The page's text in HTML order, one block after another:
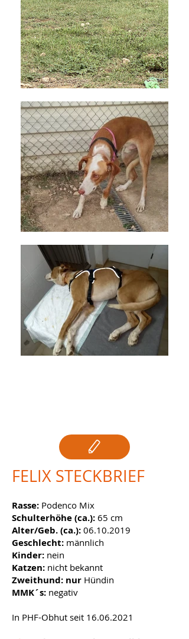
FELIX STECKBRIEF
Rasse: Podenco Mix
Schulterhöhe (ca.): 65 cm
Alter/Geb. (ca.): 06.10.2019
Geschlecht: männlich
Kinder: nein
Katzen: nicht bekannt
Zweithund: nur Hündin
MMK´s: negativ
In PHF-Obhut seit 16.06.2021